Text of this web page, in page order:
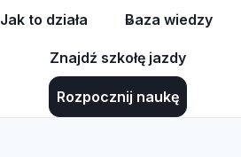
Jak to działa Baza wiedzy
Znajdź szkołę jazdy
Rozpocznij naukę